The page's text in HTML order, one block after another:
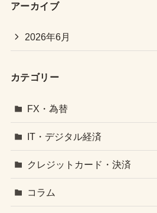
アーカイブ
2026年6月
カテゴリー
FX・為替
IT・デジタル経済
クレジットカード・決済
コラム